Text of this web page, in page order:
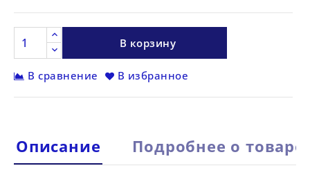
В корзину
В сравнение В избранное
Описание Подробнее о товаре